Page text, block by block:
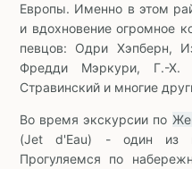
Европы. Именно в этом
и вдохновение огромное
певцов: Одри Хэпберн,
Фредди Мэркури, Г.-
Стравинский и многие
Во время экскурсии по
(Jet d'Eau) - один из
Прогуляемся по